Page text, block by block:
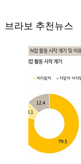
브라보 추천뉴스